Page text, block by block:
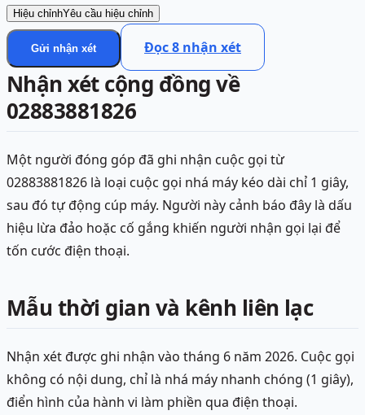
Hiệu chỉnhYêu cầu hiệu chỉnh
Gửi nhận xét Đọc8 nhận xét
Nhận xét cộng đồng về
02883881826
Một người đóng góp đã ghi nhận cuộc gọi từ
02883881826 là loại cuộc gọi nhá máy kéo dài chỉ 1 giây,
sau đó tự động cúp máy. Người này cảnh báo đây là dấu
hiệu lừa đảo hoặc cố gắng khiến người nhận gọi lại để
tốn cước điện thoại.
Mẫu thời gian và kênh liên lạc
Nhận xét được ghi nhận vào tháng 6 năm 2026. Cuộc gọi
không có nội dung, chỉ là nhá máy nhanh chóng (1 giây),
điển hình của hành vi làm phiền qua điện thoại.